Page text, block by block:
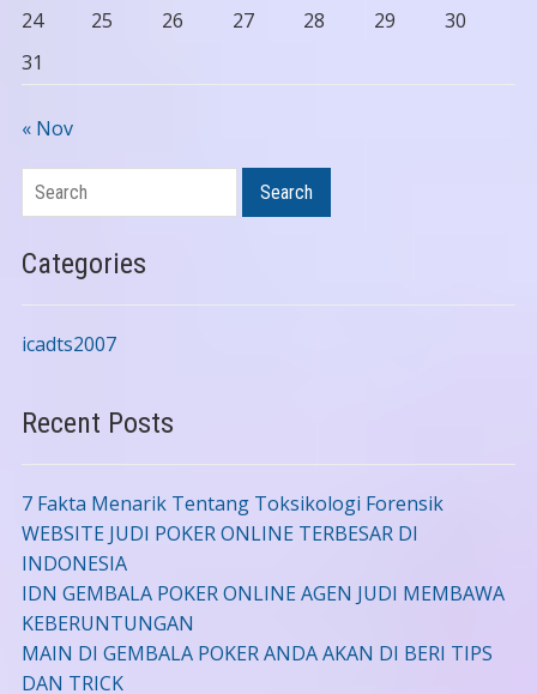
24
25 26 27 28 29
30
31
« Nov
Search Search
Categories
icadts2007
Recent Posts
7 Fakta Menarik Tentang Toksikologi Forensik
WEBSITE JUDI POKER ONLINE TERBESAR DI
INDONESIA
IDN GEMBALA POKER ONLINE AGEN JUDI MEMBAWA
KEBERUNTUNGAN
MAIN DI GEMBALA POKER ANDA AKAN DI BERI TIPS
DAN TRICK